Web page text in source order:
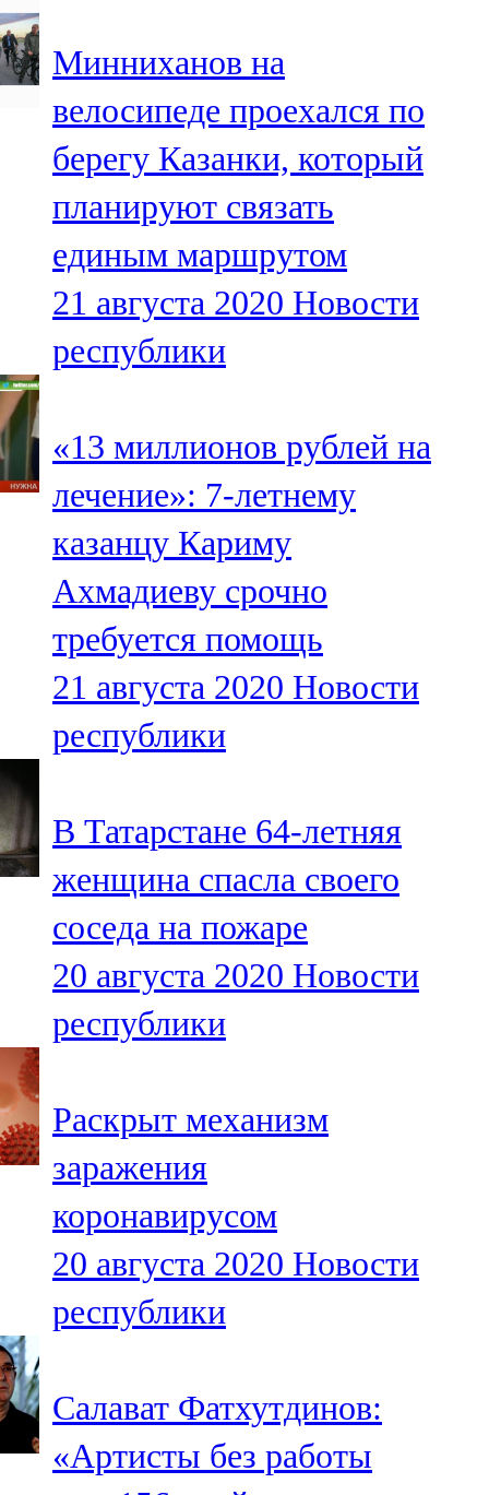
106,2 FM
Минзәлә
107,3 FM
Мөслим
100,0 FM
Нурлат
104,7 FM
71,42 FM
Сарман
107,8 FM
Теләче
106,1 FM
Түбән Кама
102,6 FM
107,7 FM
Чистай
103,0 FM
Чүпрәле
91,0 FM
102,3 FM
Яңа чишмә
107,0 FM
Яр Чаллы
105,5 FM
Минниханов на
велосипеде проехался по
берегу Казанки, который
планируют связать
единым маршрутом
21 августа 2020 Новости
республики
«13 миллионов рублей на
лечение»: 7-летнему
казанцу Кариму
Ахмадиеву срочно
требуется помощь
21 августа 2020 Новости
республики
В Татарстане 64-летняя
женщина спасла своего
соседа на пожаре
20 августа 2020 Новости
республики
Раскрыт механизм
заражения
коронавирусом
20 августа 2020 Новости
республики
Салават Фатхутдинов:
«Артисты без работы